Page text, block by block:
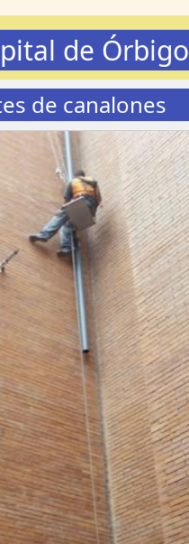
de Órbigo
de canalones